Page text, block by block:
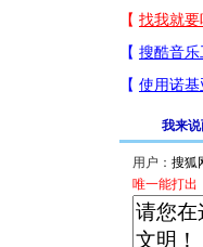
我来
用户：
唯一能打出